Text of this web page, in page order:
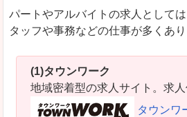
パートやアルバイトの求人として
タッフや事務などの仕事が多くあり
(1)タウンワーク
地域密着型の求人サイト。求人
タウンワ